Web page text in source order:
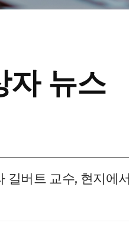
자 뉴스
길버트 교수, 현지에